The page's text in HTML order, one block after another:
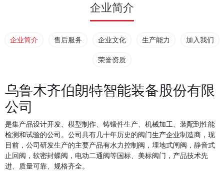
企业简介
企业简介 售后服务 企业文化 生产能力 加入我们
荣誉资质
乌鲁木齐伯朗特智能装备股份有限
公司
是集产品设计开发、模型制作、铸锻件生产、机械加工、装配到性能
检测和试验的公司。公司具有几十年历史的阀门生产企业制造商，现
目前，公司研发生产的主要产品有水力控制阀，埋地式闸阀，静音式
止回阀，软密封蝶阀，电动二通阀等国标、美标阀门，产品技术先
进、质量可靠、规格齐全。